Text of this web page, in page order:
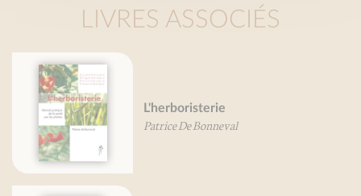
LIVRES ASSOCIÉS
L'herboristerie
Patrice De Bonneval